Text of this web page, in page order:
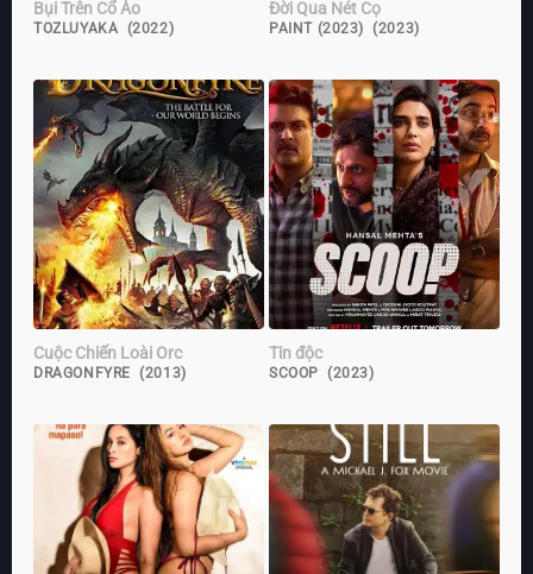
Bụi Trên Cổ Áo
TOZLUYAKA (2022)
Đời Qua Nét Cọ
PAINT (2023) (2023)
Cuộc Chiến Loài Orc
DRAGONFYRE (2013)
Tin độc
SCOOP (2023)